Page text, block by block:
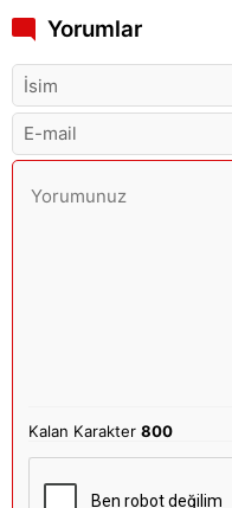
Yorumlar
Kalan Karakter800